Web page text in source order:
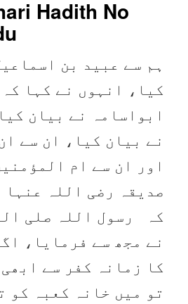
Hadith No
ہم سے عبید بن
کیا، انہوں نے کہا
ابواسامہ نے بیان
نے بیان کیا، ان سے
اور ان سے ام
صدیقہ رضی اللہ عنہا
کہ رسول اللہ صلی
نے مجھ سے فرمایا،
کا زمانہ کفر سے
تو میں خانہ کعبہ کو